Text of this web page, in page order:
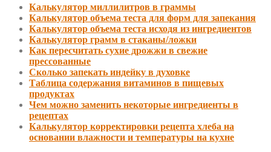
Калькулятор миллилитров в граммы
Калькулятор объема теста для форм для запекания
Калькулятор объема теста исходя из ингредиентов
Калькулятор грамм в стаканы/ложки
Как пересчитать сухие дрожжи в свежие
прессованные
Сколько запекать индейку в духовке
Таблица содержания витаминов в пищевых
продуктах
Чем можно заменить некоторые ингредиенты в
рецептах
Калькулятор корректировки рецепта хлеба на
основании влажности и температуры на кухне